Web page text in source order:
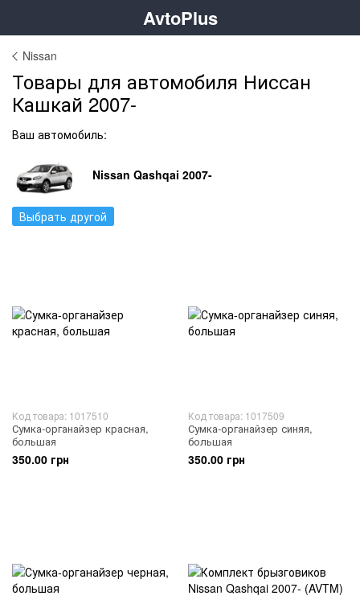
AvtoPlus
Nissan
Товары для автомобиля Ниссан
Кашкай 2007-
Ваш автомобиль:
Nissan Qashqai 2007-
Выбрать другой
Код товара: 1017510
Сумка-органайзер красная,
большая
350.00 грн
Код товара: 1017509
Сумка-органайзер синяя,
большая
350.00 грн